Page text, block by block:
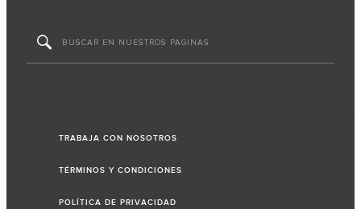
TRABAJA CON NOSOTROS
TÉRMINOS Y CONDICIONES
POLÍTICA DE PRIVACIDAD